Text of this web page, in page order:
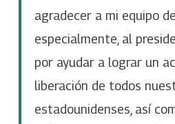
agradecer a mi equipo
especialmente, al
por ayudar a lograr un
liberación de todos
estadounidenses, así